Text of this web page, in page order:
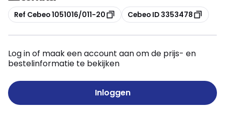
Kopiëren
Ref Cebeo 1051016/011-20 Kopiëren
Cebeo ID 3353478
Log in of maak een account aan om de prijs- en
bestelinformatie te bekijken
Inloggen